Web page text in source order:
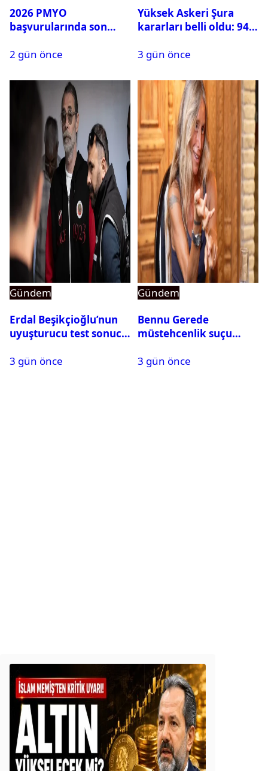
2026 PMYO
başvurularında son
2 gün önce
Yüksek Askeri Şura
kararları belli oldu: 94
3 gün önce
Gündem
Erdal Beşikçioğlu’nun
uyuşturucu test sonucu
3 gün önce
Gündem
Bennu Gerede
müstehcenlik suçu
alındı
3 gün önce